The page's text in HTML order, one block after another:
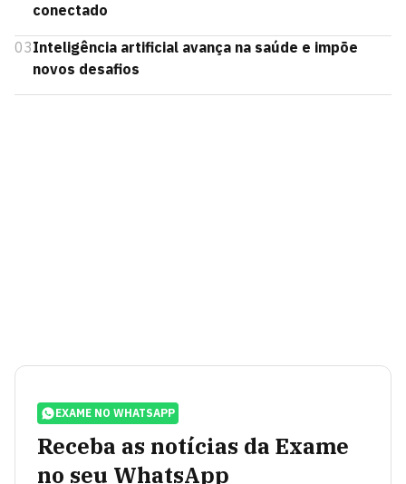
conectado
03Inteligência artificial avança na saúde e impõe
novos desafios
EXAME NO WHATSAPP
Receba as notícias da Exame
no seu WhatsApp